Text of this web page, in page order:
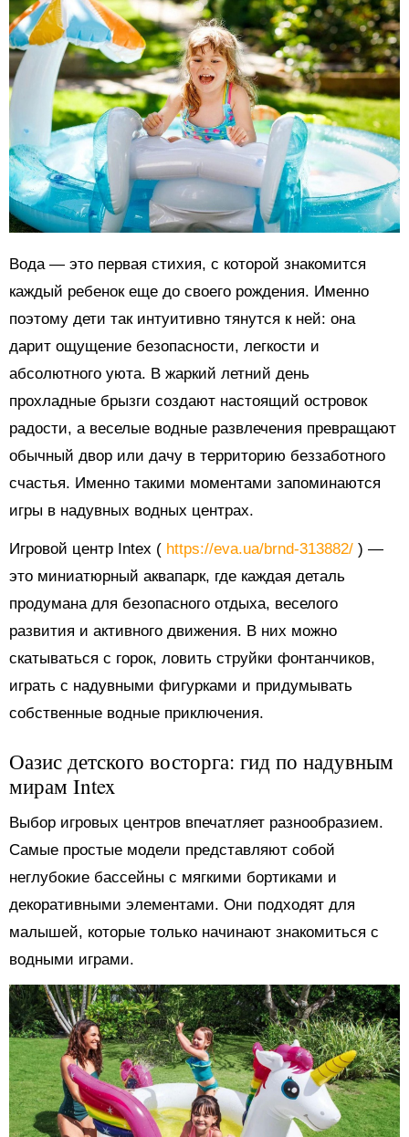
Вода — это первая стихия, с которой знакомится
каждый ребенок еще до своего рождения. Именно
поэтому дети так интуитивно тянутся к ней: она
дарит ощущение безопасности, легкости и
абсолютного уюта. В жаркий летний день
прохладные брызги создают настоящий островок
радости, а веселые водные развлечения превращают
обычный двор или дачу в территорию беззаботного
счастья. Именно такими моментами запоминаются
игры в надувных водных центрах.
Игровой центр Intex ( https://eva.ua/brnd-313882/ ) —
это миниатюрный аквапарк, где каждая деталь
продумана для безопасного отдыха, веселого
развития и активного движения. В них можно
скатываться с горок, ловить струйки фонтанчиков,
играть с надувными фигурками и придумывать
собственные водные приключения.
Оазис детского восторга: гид по надувным
мирам Intex
Выбор игровых центров впечатляет разнообразием.
Самые простые модели представляют собой
неглубокие бассейны с мягкими бортиками и
декоративными элементами. Они подходят для
малышей, которые только начинают знакомиться с
водными играми.